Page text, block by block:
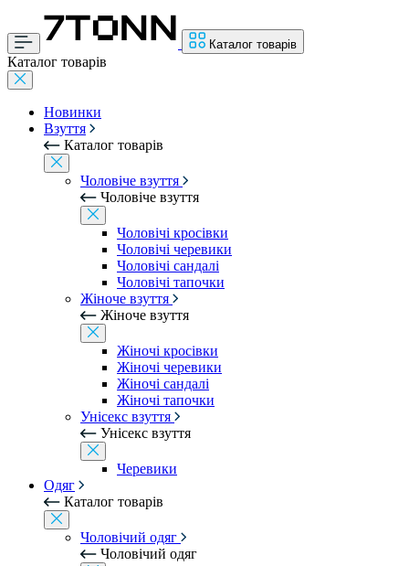
Каталог товарів
Каталог товарів
Новинки
Взуття
Каталог товарів
Чоловіче взуття
Чоловіче взуття
Чоловічі кросівки
Чоловічі черевики
Чоловічі сандалі
Чоловічі тапочки
Жіноче взуття
Жіноче взуття
Жіночі кросівки
Жіночі черевики
Жіночі сандалі
Жіночі тапочки
Унісекс взуття
Унісекс взуття
Черевики
Одяг
Каталог товарів
Чоловічий одяг
Чоловічий одяг